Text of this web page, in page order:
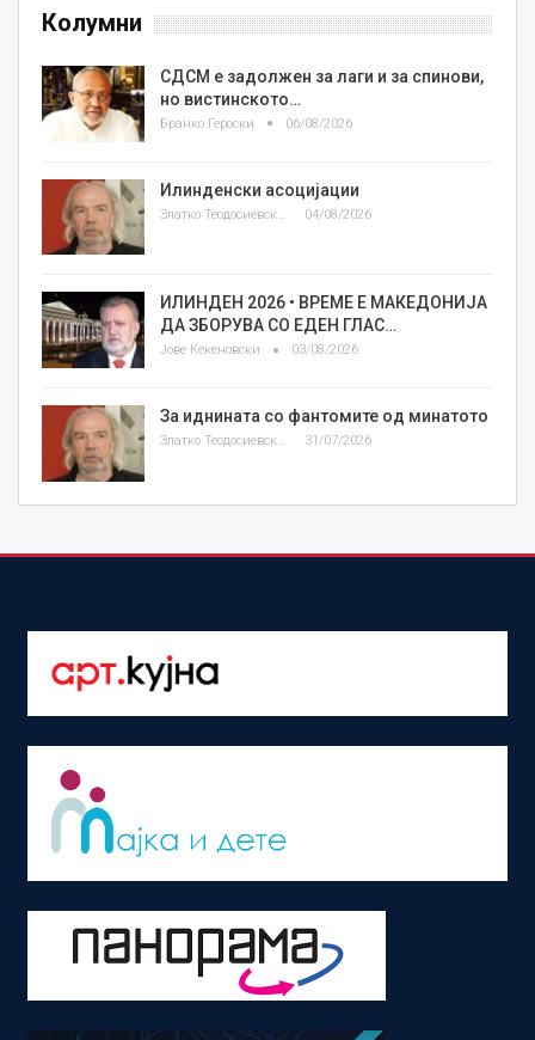
Колумни
СДСМ е задолжен за лаги и за спинови,
но вистинското…
Бранко Героски 06/08/2026
Илинденски асоцијации
Златко Теодосиевски 04/08/2026
ИЛИНДЕН 2026 • ВРЕМЕ Е МАКЕДОНИЈА
ДА ЗБОРУВА СО ЕДЕН ГЛАС…
Јове Кекеновски 03/08/2026
За иднината со фантомите од минатото
Златко Теодосиевски 31/07/2026